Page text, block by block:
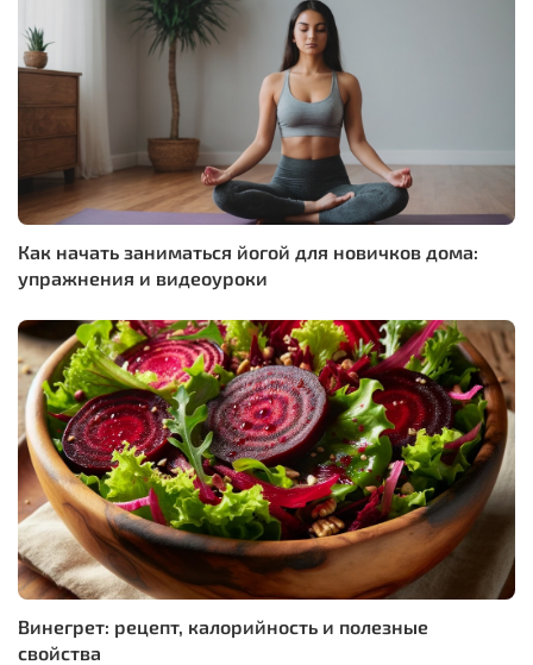
Как начать заниматься йогой для новичков дома:
упражнения и видеоуроки
Винегрет: рецепт, калорийность и полезные
свойства